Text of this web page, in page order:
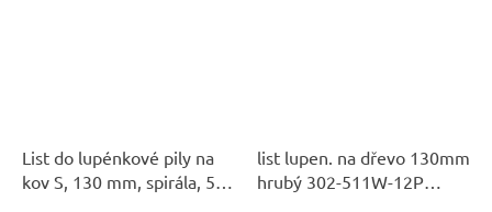
List do lupénkové pily na
kov S, 130 mm, spirála, 5
list lupen. na dřevo 130mm
hrubý 302-511W-12P